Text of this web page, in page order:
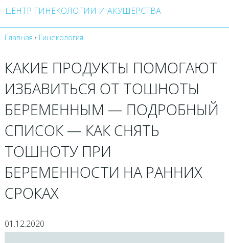
ЦЕНТР ГИНЕКОЛОГИИ И АКУШЕРСТВА
Главная › Гинекология
КАКИЕ ПРОДУКТЫ ПОМОГАЮТ
ИЗБАВИТЬСЯ ОТ ТОШНОТЫ
БЕРЕМЕННЫМ — ПОДРОБНЫЙ
СПИСОК — КАК СНЯТЬ
ТОШНОТУ ПРИ
БЕРЕМЕННОСТИ НА РАННИХ
СРОКАХ
01.12.2020